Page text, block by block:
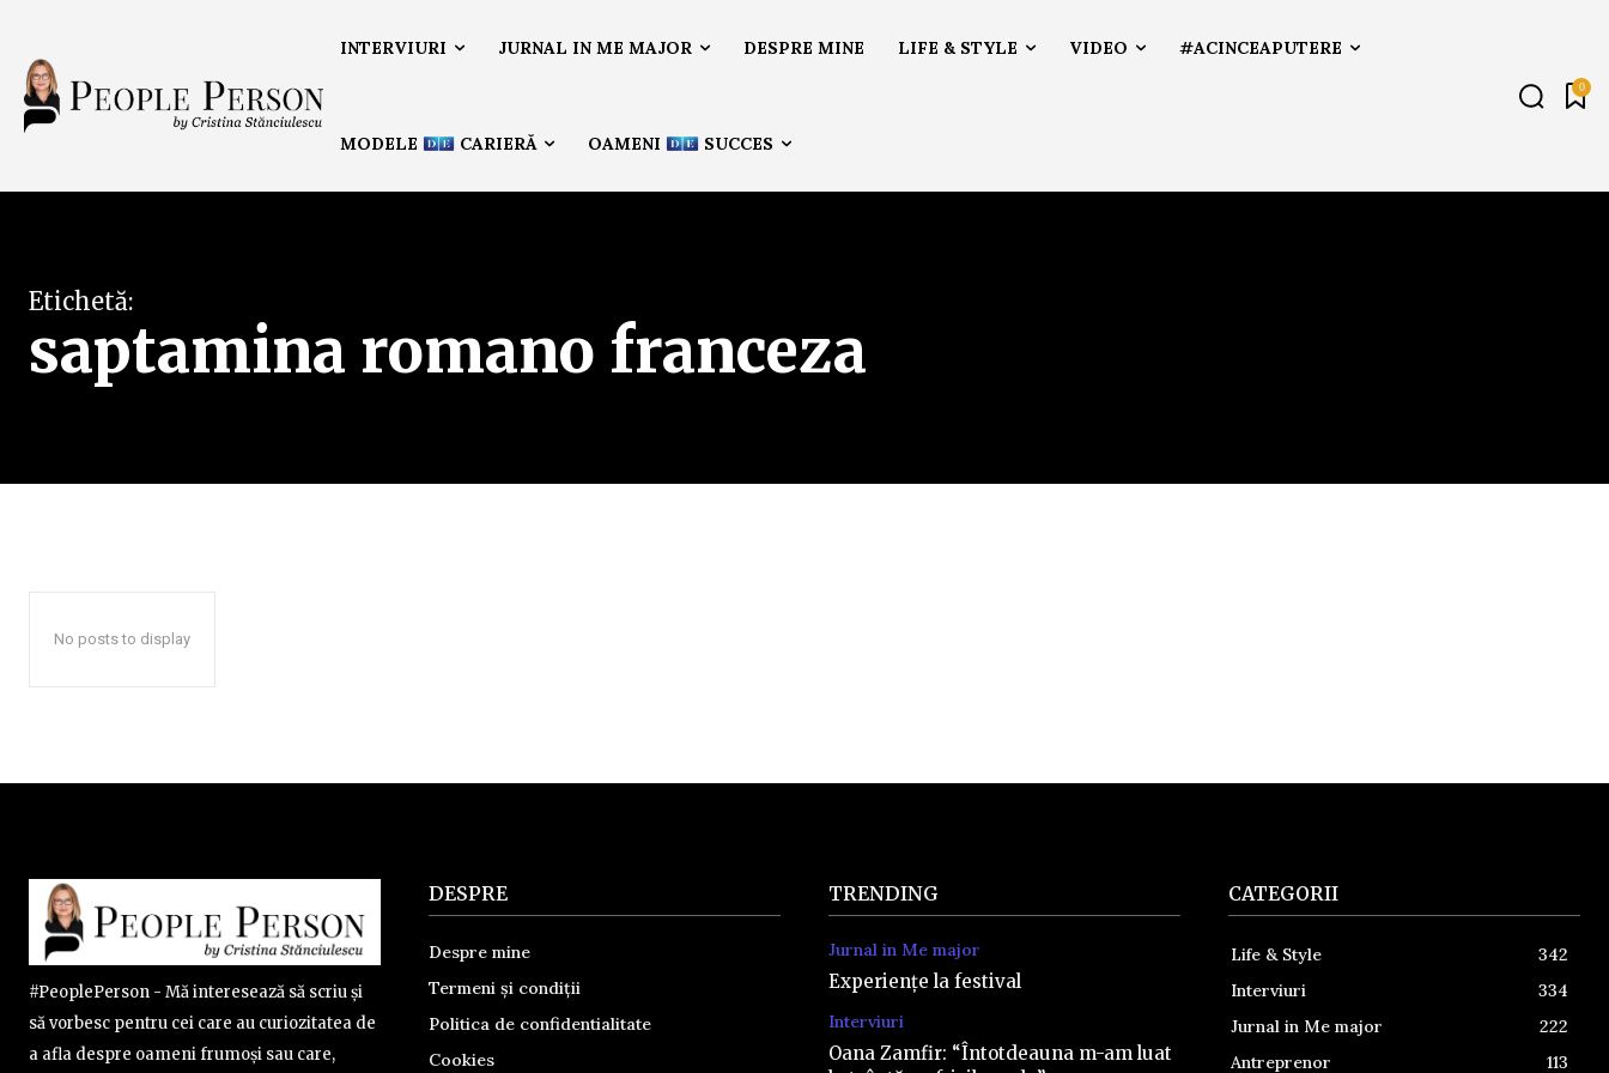
INTERVIURI JURNAL IN ME MAJOR DESPRE MINE LIFE & STYLE VIDEO #ACINCEAPUTERE
MODELE CARIERĂ OAMENI SUCCES
0
Etichetă:
saptamina romano franceza
No posts to display
#PeoplePerson - Mă interesează să scriu și
să vorbesc pentru cei care au curiozitatea de
a afla despre oameni frumoși sau care,
DESPRE
Despre mine
Termeni și condiții
Politica de confidentialitate
Cookies
TRENDING
Jurnal in Me major
Experiențe la festival
Interviuri
Oana Zamfir: “Întotdeauna m-am luat
CATEGORII
Life & Style
342
Interviuri
334
Jurnal in Me major
222
Antreprenor
113